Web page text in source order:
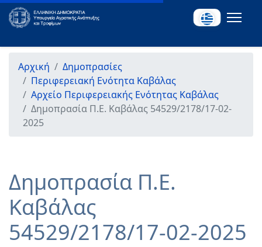
Αρχική
Δημοπρασίες
Περιφερειακή Ενότητα Καβάλας
Αρχείο Περιφερειακής Ενότητας Καβάλας
Δημοπρασία Π.Ε. Καβάλας 54529/2178/17-02-
2025
Δημοπρασία Π.Ε.
Καβάλας
54529/2178/17-02-2025